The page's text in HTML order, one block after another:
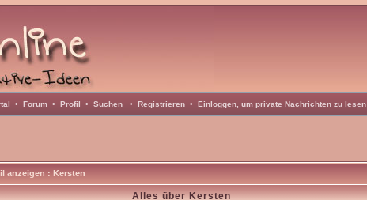
• Forum • Profil • Suchen • Registrieren • Einloggen, um private Nachrichten zu lesen
anzeigen : Kersten
Alles über Kersten